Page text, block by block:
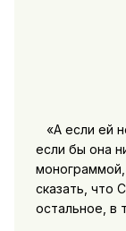
«А если ей
если бы она
монограммой,
сказать, что
остальное, в